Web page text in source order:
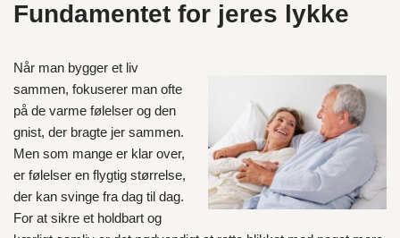
Fundamentet for jeres lykke
Når man bygger et liv
sammen, fokuserer man ofte
på de varme følelser og den
gnist, der bragte jer sammen.
Men som mange er klar over,
er følelser en flygtig størrelse,
der kan svinge fra dag til dag.
For at sikre et holdbart og